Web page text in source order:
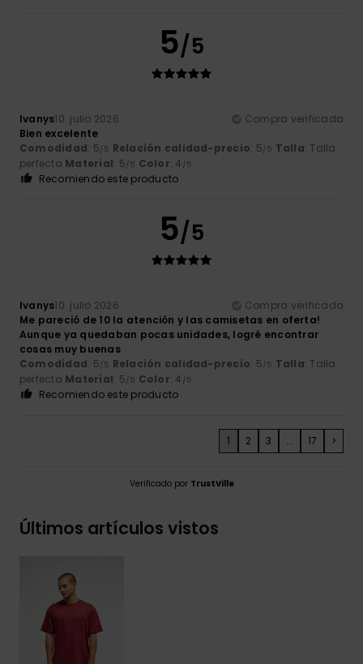
5/5
Ivanys10. julio 2026
Compra verificada
Bien excelente
Comodidad: 5 /5 Relación calidad-precio: 5 /5 Talla: Talla
perfecta Material: 5 /5 Color: 4 /5
Recomiendo este producto
5/5
Ivanys10. julio 2026
Compra verificada
Me pareció de 10 la atención y las camisetas en oferta!
Aunque ya quedaban pocas unidades, logré encontrar
cosas muy buenas
Comodidad: 5 /5 Relación calidad-precio: 5 /5 Talla: Talla
perfecta Material: 5 /5 Color: 4 /5
Recomiendo este producto
1 2 3 ... 17 >
Verificado por TrustVille
Últimos artículos vistos